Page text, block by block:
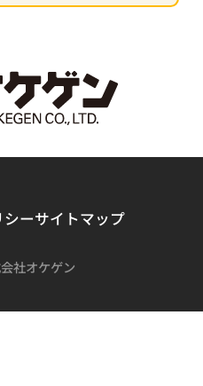
ーサイトマップ
社オケゲン